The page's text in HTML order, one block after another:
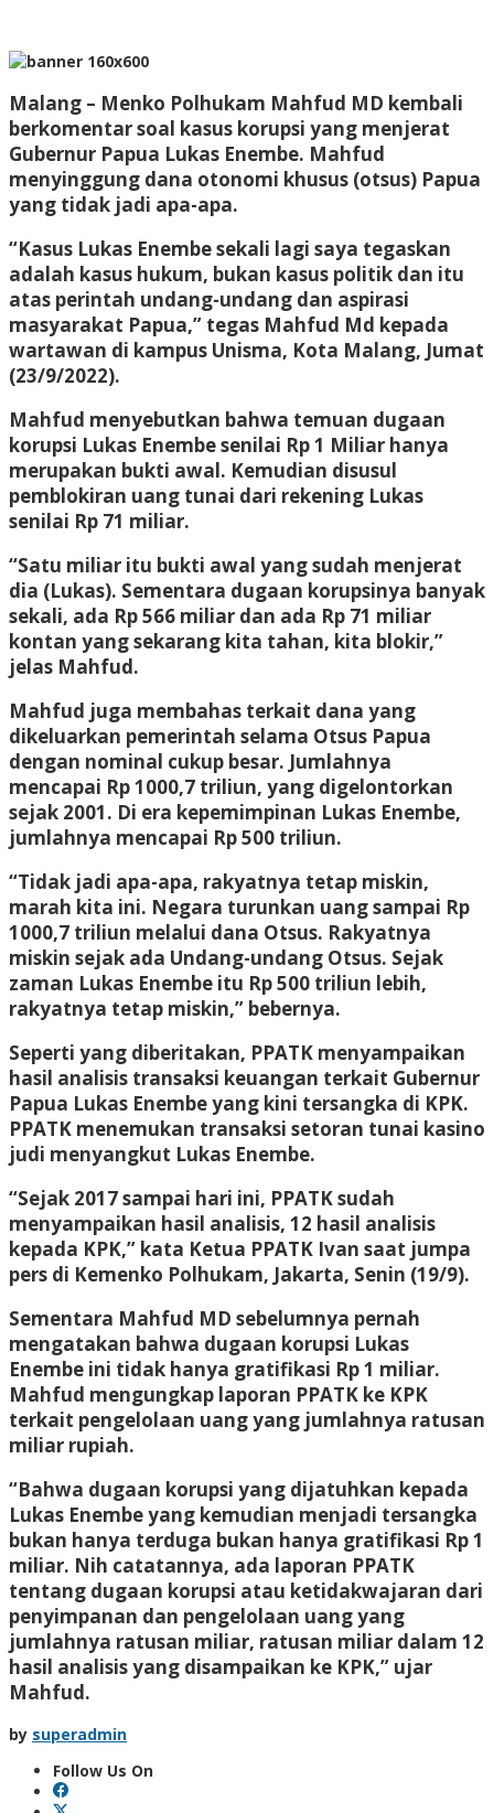
Malang – Menko Polhukam Mahfud MD kembali
berkomentar soal kasus korupsi yang menjerat
Gubernur Papua Lukas Enembe. Mahfud
menyinggung dana otonomi khusus (otsus) Papua
yang tidak jadi apa-apa.
“Kasus Lukas Enembe sekali lagi saya tegaskan
adalah kasus hukum, bukan kasus politik dan itu
atas perintah undang-undang dan aspirasi
masyarakat Papua,” tegas Mahfud Md kepada
wartawan di kampus Unisma, Kota Malang, Jumat
(23/9/2022).
Mahfud menyebutkan bahwa temuan dugaan
korupsi Lukas Enembe senilai Rp 1 Miliar hanya
merupakan bukti awal. Kemudian disusul
pemblokiran uang tunai dari rekening Lukas
senilai Rp 71 miliar.
“Satu miliar itu bukti awal yang sudah menjerat
dia (Lukas). Sementara dugaan korupsinya banyak
sekali, ada Rp 566 miliar dan ada Rp 71 miliar
kontan yang sekarang kita tahan, kita blokir,”
jelas Mahfud.
Mahfud juga membahas terkait dana yang
dikeluarkan pemerintah selama Otsus Papua
dengan nominal cukup besar. Jumlahnya
mencapai Rp 1000,7 triliun, yang digelontorkan
sejak 2001. Di era kepemimpinan Lukas Enembe,
jumlahnya mencapai Rp 500 triliun.
“Tidak jadi apa-apa, rakyatnya tetap miskin,
marah kita ini. Negara turunkan uang sampai Rp
1000,7 triliun melalui dana Otsus. Rakyatnya
miskin sejak ada Undang-undang Otsus. Sejak
zaman Lukas Enembe itu Rp 500 triliun lebih,
rakyatnya tetap miskin,” bebernya.
Seperti yang diberitakan, PPATK menyampaikan
hasil analisis transaksi keuangan terkait Gubernur
Papua Lukas Enembe yang kini tersangka di KPK.
PPATK menemukan transaksi setoran tunai kasino
judi menyangkut Lukas Enembe.
“Sejak 2017 sampai hari ini, PPATK sudah
menyampaikan hasil analisis, 12 hasil analisis
kepada KPK,” kata Ketua PPATK Ivan saat jumpa
pers di Kemenko Polhukam, Jakarta, Senin (19/9).
Sementara Mahfud MD sebelumnya pernah
mengatakan bahwa dugaan korupsi Lukas
Enembe ini tidak hanya gratifikasi Rp 1 miliar.
Mahfud mengungkap laporan PPATK ke KPK
terkait pengelolaan uang yang jumlahnya ratusan
miliar rupiah.
“Bahwa dugaan korupsi yang dijatuhkan kepada
Lukas Enembe yang kemudian menjadi tersangka
bukan hanya terduga bukan hanya gratifikasi Rp 1
miliar. Nih catatannya, ada laporan PPATK
tentang dugaan korupsi atau ketidakwajaran dari
penyimpanan dan pengelolaan uang yang
jumlahnya ratusan miliar, ratusan miliar dalam 12
hasil analisis yang disampaikan ke KPK,” ujar
Mahfud.
by superadmin
Follow Us On